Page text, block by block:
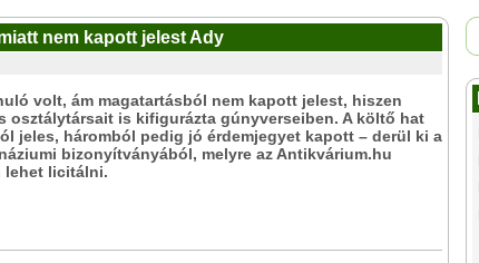
nem kapott jelest Ady
volt, ám magatartásból nem kapott jelest, hiszen
osztálytársait is kifigurázta gúnyverseiben. A költő hat
jeles, háromból pedig jó érdemjegyet kapott – derül ki a
bizonyítványából, melyre az Antikvárium.hu
lehet licitálni.